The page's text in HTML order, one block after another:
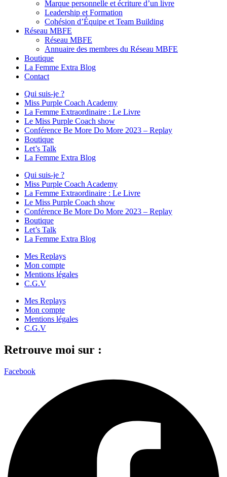
Marque personnelle et écriture d’un livre
Leadership et Formation
Cohésion d’Équipe et Team Building
Réseau MBFE
Réseau MBFE
Annuaire des membres du Réseau MBFE
Boutique
La Femme Extra Blog
Contact
Qui suis-je ?
Miss Purple Coach Academy
La Femme Extraordinaire : Le Livre
Le Miss Purple Coach show
Conférence Be More Do More 2023 – Replay
Boutique
Let’s Talk
La Femme Extra Blog
Qui suis-je ?
Miss Purple Coach Academy
La Femme Extraordinaire : Le Livre
Le Miss Purple Coach show
Conférence Be More Do More 2023 – Replay
Boutique
Let’s Talk
La Femme Extra Blog
Mes Replays
Mon compte
Mentions légales
C.G.V
Mes Replays
Mon compte
Mentions légales
C.G.V
Retrouve moi sur :
Facebook